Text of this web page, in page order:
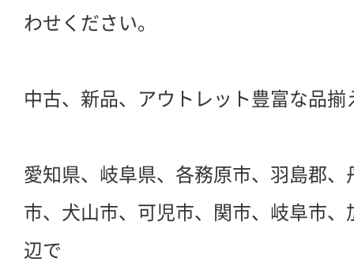
わせください。
中古、新品、アウトレット豊富な品揃
愛知県、岐阜県、各務原市、羽島郡
市、犬山市、可児市、関市、岐阜市
辺で